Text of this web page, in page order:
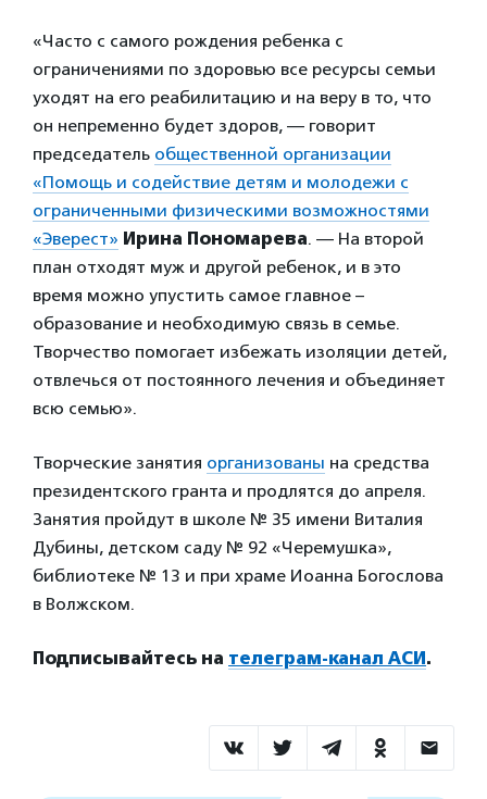
«Часто с самого рождения ребенка с
ограничениями по здоровью все ресурсы семьи
уходят на его реабилитацию и на веру в то, что
он непременно будет здоров, — говорит
председатель общественной организации
«Помощь и содействие детям и молодежи с
ограниченными физическими возможностями
«Эверест» Ирина Пономарева. — На второй
план отходят муж и другой ребенок, и в это
время можно упустить самое главное –
образование и необходимую связь в семье.
Творчество помогает избежать изоляции детей,
отвлечься от постоянного лечения и объединяет
всю семью».
Творческие занятия организованы на средства
президентского гранта и продлятся до апреля.
Занятия пройдут в школе № 35 имени Виталия
Дубины, детском саду № 92 «Черемушка»,
библиотеке № 13 и при храме Иоанна Богослова
в Волжском.
Подписывайтесь на телеграм-канал АСИ .